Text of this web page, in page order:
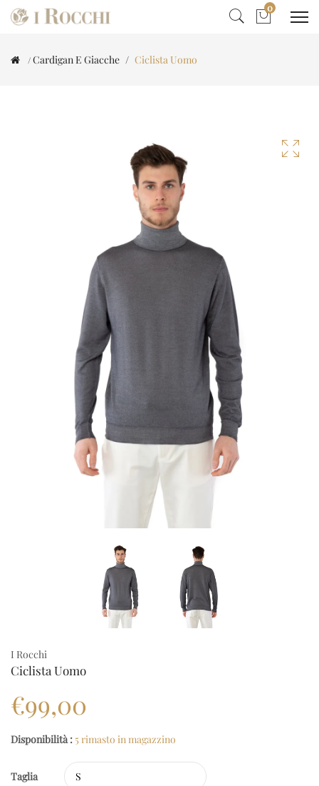
0
Cardigan E Giacche Ciclista Uomo
I Rocchi
Ciclista Uomo
€99,00
Disponibilità : 5 rimasto in magazzino
Taglia